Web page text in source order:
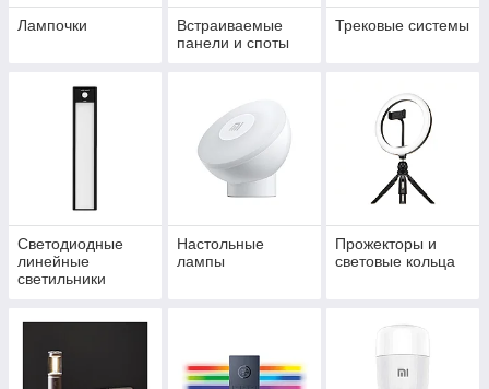
Лампочки
Встраиваемые
панели и споты
Трековые системы
Светодиодные
линейные
светильники
Настольные
лампы
Прожекторы и
световые кольца